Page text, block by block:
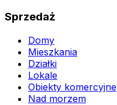
Sprzedaż
Domy
Mieszkania
Działki
Lokale
Obiekty komercyjne
Nad morzem